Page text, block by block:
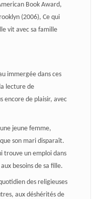
Book Award,
(2006), Ce qui
vit avec sa famille
immergée dans ces
lecture de
encore de plaisir, avec
jeune femme,
son mari disparaît.
trouve un emploi dans
besoins de sa fille.
des religieuses
aux déshérités de